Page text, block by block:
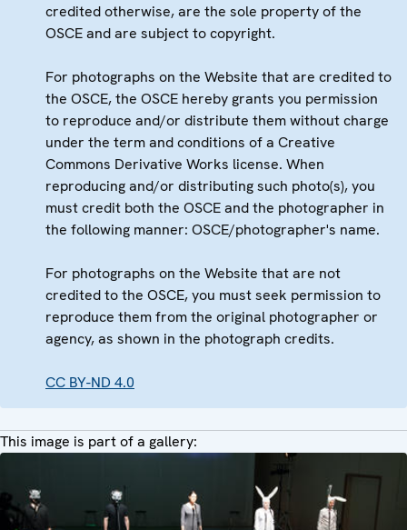
credited otherwise, are the sole property of the
OSCE and are subject to copyright.
For photographs on the Website that are credited to
the OSCE, the OSCE hereby grants you permission
to reproduce and/or distribute them without charge
under the term and conditions of a Creative
Commons Derivative Works license. When
reproducing and/or distributing such photo(s), you
must credit both the OSCE and the photographer in
the following manner: OSCE/photographer's name.
For photographs on the Website that are not
credited to the OSCE, you must seek permission to
reproduce them from the original photographer or
agency, as shown in the photograph credits.
CC BY-ND 4.0
This image is part of a gallery: